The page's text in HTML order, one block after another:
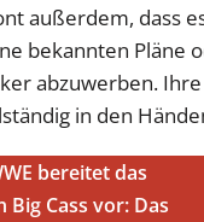
außerdem, dass
bekannten Pläne
abzuwerben.
in den
bereitet das
Big Cass vor: Das